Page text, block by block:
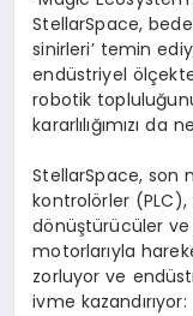
StellarSpace,
sinirleri’ temin
endüstriyel
robotik
kararlılığımızı
StellarSpace, son
kontrolörler
dönüştürücüler
motorlarıyla
zorluyor ve
ivme kazandırıyor: